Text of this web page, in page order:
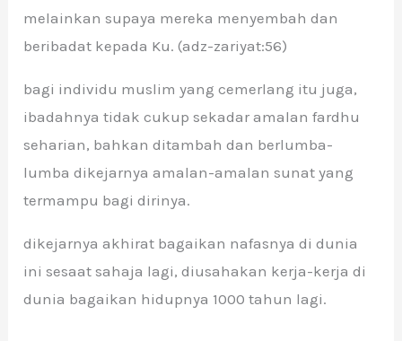
melainkan supaya mereka menyembah dan
beribadat kepada Ku. (adz-zariyat:56)
bagi individu muslim yang cemerlang itu juga,
ibadahnya tidak cukup sekadar amalan fardhu
seharian, bahkan ditambah dan berlumba-
lumba dikejarnya amalan-amalan sunat yang
termampu bagi dirinya.
dikejarnya akhirat bagaikan nafasnya di dunia
ini sesaat sahaja lagi, diusahakan kerja-kerja di
dunia bagaikan hidupnya 1000 tahun lagi.